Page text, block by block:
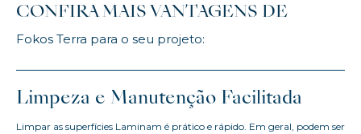
CONFIRA MAIS VANTAGENS DE
Fokos Terra para o seu projeto:
Limpeza e Manutenção Facilitada
Limpar as superfícies Laminam é prático e rápido. Em geral, podem ser